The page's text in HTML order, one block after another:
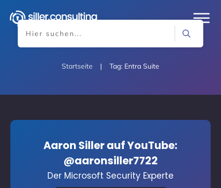
Startseite | Tag: Entra Suite
Aaron Siller auf YouTube:
@aaronsiller7722
Der Microsoft Security Experte